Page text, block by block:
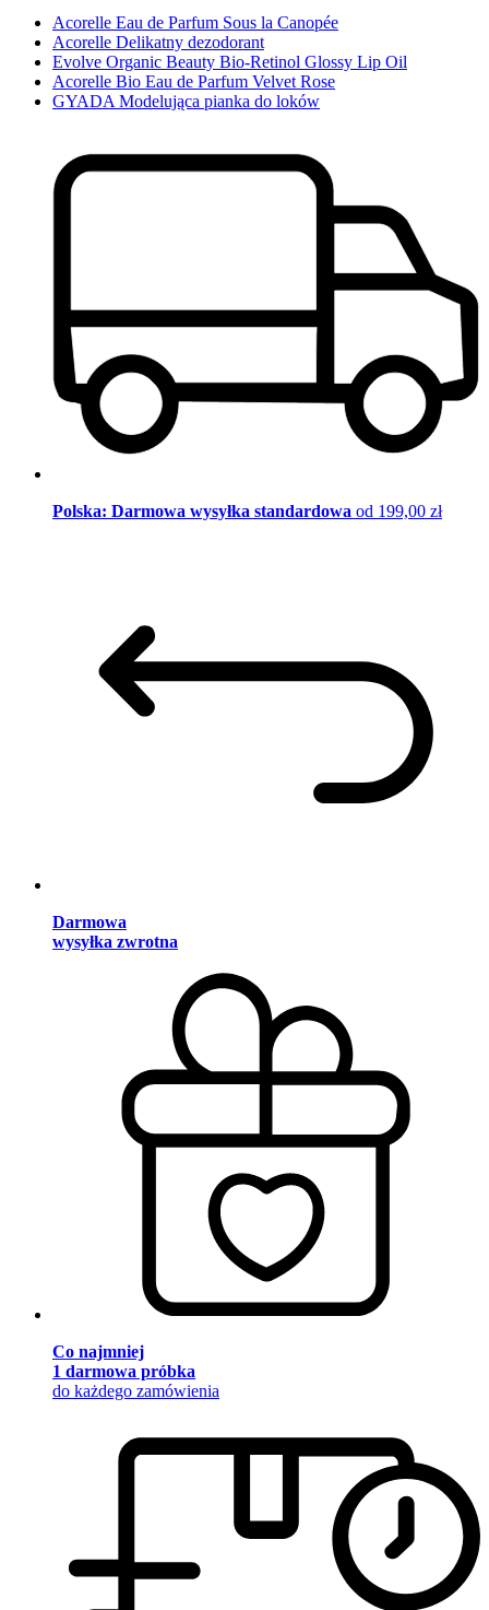
Acorelle Eau de Parfum Sous la Canopée
Acorelle Delikatny dezodorant
Evolve Organic Beauty Bio-Retinol Glossy Lip Oil
Acorelle Bio Eau de Parfum Velvet Rose
GYADA Modelująca pianka do loków
Polska: Darmowa wysyłka standardowa od 199,00 zł
Darmowa
wysyłka zwrotna
Co najmniej
1 darmowa próbka
do każdego zamówienia